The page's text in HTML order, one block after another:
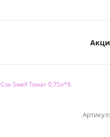
Сок Swell Томат 0,75л*6
Артикул: